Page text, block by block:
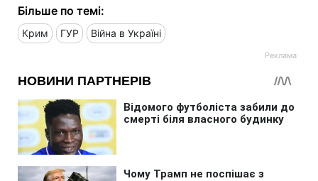
Більше по темі:
Крим ГУР Війна в Україні